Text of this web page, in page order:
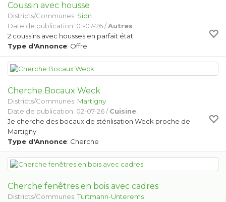
Coussin avec housse
Districts/Communes: Sion
Date de publication: 01-07-26 /Autres
2 coussins avec housses en parfait état
Type d'Annonce: Offre
Cherche Bocaux Weck
Districts/Communes: Martigny
Date de publication: 02-07-26 /Cuisine
Je cherche des bocaux de stérilisation Weck proche de
Martigny
Type d'Annonce: Cherche
Cherche fenêtres en bois avec cadres
Districts/Communes:Turtmann-Unterems